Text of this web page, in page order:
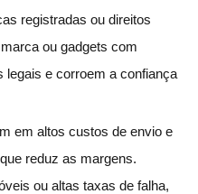
registradas ou direitos
ou gadgets com
legais e corroem a confiança
em altos custos de envio e
reduz as margens.
ou altas taxas de falha,